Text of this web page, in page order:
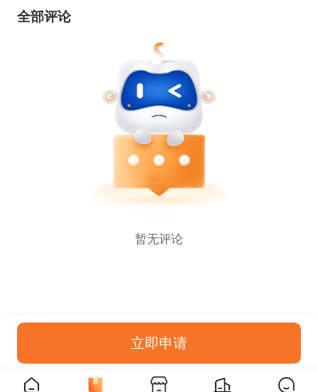
全部评论
暂无评论
立即申请